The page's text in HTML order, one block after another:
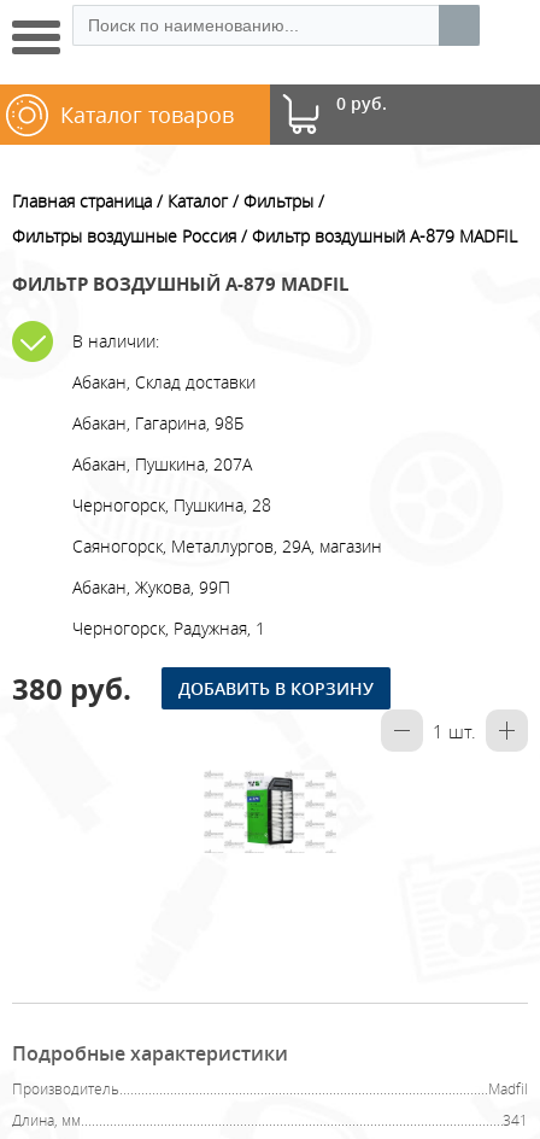
0 руб.
Каталог товаров
Главная страница Каталог
Фильтры
Фильтры воздушные Россия
Фильтр воздушный A-879 MADFIL
ФИЛЬТР ВОЗДУШНЫЙ A-879 MADFIL
В наличии:
Абакан, Склад доставки
Абакан, Гагарина, 98Б
Абакан, Пушкина, 207А
Черногорск, Пушкина, 28
Саяногорск, Металлургов, 29А, магазин
Абакан, Жукова, 99П
Черногорск, Радужная, 1
380 руб. ДОБАВИТЬ В КОРЗИНУ
1 шт.
Подробные характеристики
Производитель
Madfil
Длина, мм
341